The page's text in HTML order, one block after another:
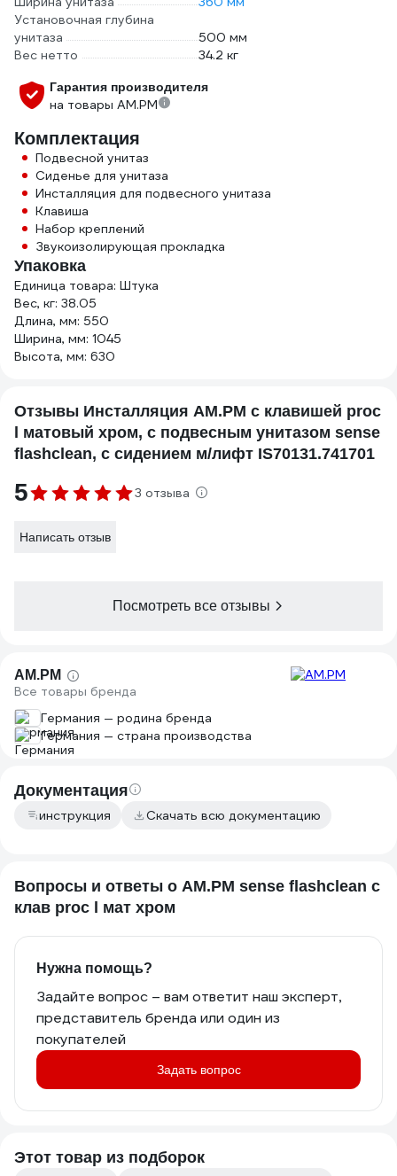
Установочная глубина
унитаза
500 мм
Вес нетто
34.2 кг
Гарантия производителя
на товары AM.PM
Комплектация
Подвесной унитаз
Сиденье для унитаза
Инсталляция для подвесного унитаза
Клавиша
Набор креплений
Звукоизолирующая прокладка
Упаковка
Единица товара: Штука
Вес, кг: 38.05
Длина, мм: 550
Ширина, мм: 1045
Высота, мм: 630
Отзывы Инсталляция AM.PM с клавишей proc
l матовый хром, с подвесным унитазом sense
flashclean, с сидением м/лифт IS70131.741701
5 3 отзыва
Написать отзыв
Посмотреть все отзывы
AM.PM
Все товары бренда
Германия — родина бренда
Германия — страна производства
Документация
инструкция Скачать всю документацию
Вопросы и ответы о AM.PM sense flashclean с
клав proc l мат хром
Нужна помощь?
Задайте вопрос – вам ответит наш эксперт,
представитель бренда или один из
покупателей
Задать вопрос
Этот товар из подборок